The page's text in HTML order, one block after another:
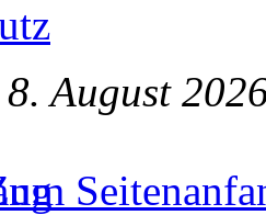
8. August